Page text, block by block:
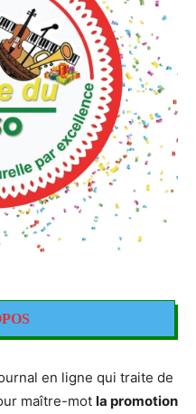
en ligne qui traite de
maître-mot la promotion